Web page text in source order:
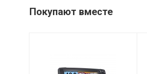
Покупают вместе
(10-17 В пост.т.